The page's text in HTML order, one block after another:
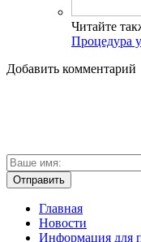
Читайте
Процедура
Добавить комментарий
Главная
Новости
Информация для